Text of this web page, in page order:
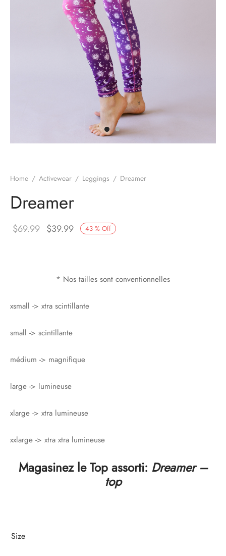
Home / Activewear / Leggings / Dreamer
Dreamer
43 % Off
$69.99 Original
$69.99.
$39.99 Current
$39.99.
* Nos tailles sont conventionnelles
xsmall -> xtra scintillante
small -> scintillante
médium -> magnifique
large -> lumineuse
xlarge -> xtra lumineuse
xxlarge -> xtra xtra lumineuse
Magasinez le Top assorti: Dreamer –
top
Size